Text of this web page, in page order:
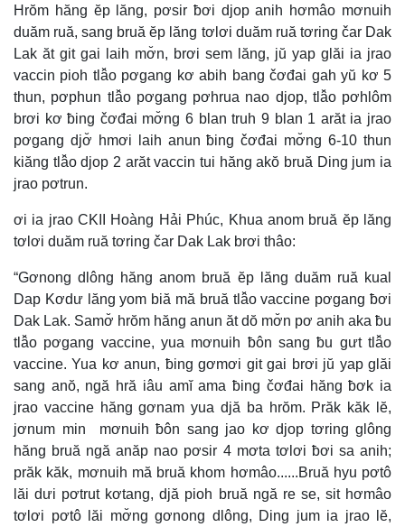
Hrŏm hăng ĕp lăng, pơsir ƀơi djop anih hơmâo mơnuih
duăm ruă, sang bruă ĕp lăng tơlơi duăm ruă tơring čar Dak
Lak ăt git gai laih mơ̆n, brơi sem lăng, jŭ yap glăi ia jrao
vaccin pioh tlâ̆o pơgang kơ abih bang čơđai gah yŭ kơ 5
thun, pơphun tlâ̆o pơgang pơhrua nao djop, tlâ̆o pơhlôm
brơi kơ ƀing čơđai mơ̆ng 6 blan truh 9 blan 1 arăt ia jrao
pơgang djơ̆ hmơi laih anun ƀing čơđai mơ̆ng 6-10 thun
kiăng tlâ̆o djop 2 arăt vaccin tui hăng akŏ bruă Ding jum ia
jrao pơtrun.
ơi ia jrao CKII Hoàng Hải Phúc, Khua anom bruă ĕp lăng
tơlơi duăm ruă tơring čar Dak Lak brơi thâo:
“Gơnong dlông hăng anom bruă ĕp lăng duăm ruă kual
Dap Kơdư lăng yom biă mă bruă tlâ̆o vaccine pơgang ƀơi
Dak Lak. Samơ̆ hrŏm hăng anun ăt dŏ mơ̆n pơ anih aka ƀu
tlâ̆o pơgang vaccine, yua mơnuih ƀôn sang ƀu gưt tlâ̆o
vaccine. Yua kơ anun, ƀing gơmơi git gai brơi jŭ yap glăi
sang anŏ, ngă hră iâu amĭ ama ƀing čơđai hăng ƀơk ia
jrao vaccine hăng gơnam yua djă ba hrŏm. Prăk kăk lĕ,
jơnum min mơnuih ƀôn sang jao kơ djop tơring glông
hăng bruă ngă anăp nao pơsir 4 mơta tơlơi ƀơi sa anih;
prăk kăk, mơnuih mă bruă khom hơmâo......Bruă hyu pơtô
lăi dưi pơtrut kơtang, djă pioh bruă ngă re se, sit hơmâo
tơlơi pơtô lăi mơ̆ng gơnong dlông, Ding jum ia jrao lĕ,